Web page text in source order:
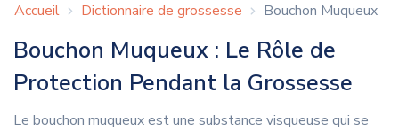
Accueil Dictionnaire de grossesse Bouchon Muqueux
Bouchon Muqueux : Le Rôle de
Protection Pendant la Grossesse
Le bouchon muqueux est une substance visqueuse qui se